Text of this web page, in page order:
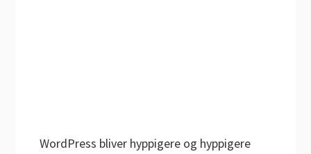
WordPress bliver hyppigere og hyppigere